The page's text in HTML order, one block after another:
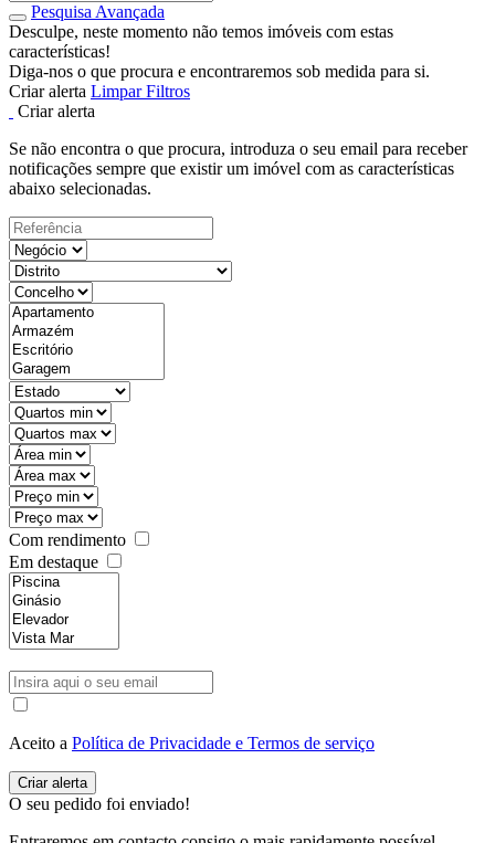
Pesquisa Avançada
Desculpe, neste momento não temos imóveis com estas
características!
Diga-nos o que procura e encontraremos sob medida para si.
Criar alerta Limpar Filtros
Criar alerta
Se não encontra o que procura, introduza o seu email para receber
notificações sempre que existir um imóvel com as características
abaixo selecionadas.
Com rendimento
Em destaque
Aceito a Política de Privacidade e Termos de serviço
O seu pedido foi enviado!